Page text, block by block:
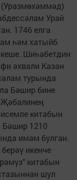
(Уразмөхәммәд)
Урай
1746 елга
һәм хатыйб
Шиһабетдин
әхвали Казан
турында
Бәшир бине
китабын
Бәшир 1210
имам булган.
икенче
китабын
шул